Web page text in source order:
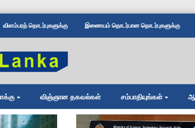
விளம்பரத் தொடர்புகளுக்கு இணையம் தொடர்பான தொடர்புகளுக்கு
விஞ்ஞான தகவல்கள் சம்பாதியுங்கள்